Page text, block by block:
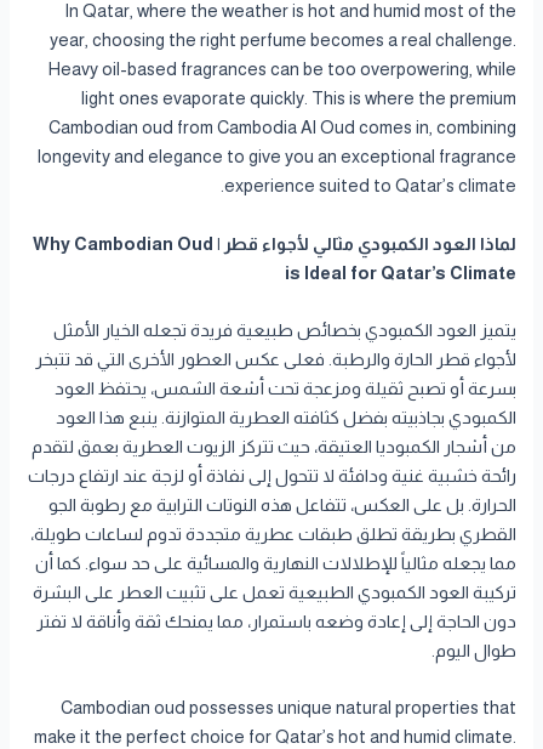
In Qatar, where the weather is hot and humid most of the
year, choosing the right perfume becomes a real challenge.
Heavy oil-based fragrances can be too overpowering, while
light ones evaporate quickly. This is where the premium
Cambodian oud from Cambodia Al Oud comes in, combining
longevity and elegance to give you an exceptional fragrance
experience suited to Qatar’s climate.
لماذا العود الكمبودي مثالي لأجواء قطر | Why Cambodian Oud
is Ideal for Qatar’s Climate
يتميز العود الكمبودي بخصائص طبيعية فريدة تجعله الخيار الأمثل
لأجواء قطر الحارة والرطبة. فعلى عكس العطور الأخرى التي قد تتبخر
بسرعة أو تصبح ثقيلة ومزعجة تحت أشعة الشمس، يحتفظ العود
الكمبودي بجاذبيته بفضل كثافته العطرية المتوازنة. ينبع هذا العود
من أشجار الكمبوديا العتيقة، حيث تتركز الزيوت العطرية بعمق لتقدم
رائحة خشبية غنية ودافئة لا تتحول إلى نفاذة أو لزجة عند ارتفاع درجات
الحرارة. بل على العكس، تتفاعل هذه النوتات الترابية مع رطوبة الجو
القطري بطريقة تطلق طبقات عطرية متجددة تدوم لساعات طويلة،
مما يجعله مثالياً للإطلالات النهارية والمسائية على حد سواء. كما أن
تركيبة العود الكمبودي الطبيعية تعمل على تثبيت العطر على البشرة
دون الحاجة إلى إعادة وضعه باستمرار، مما يمنحك ثقة وأناقة لا تفتر
طوال اليوم.
Cambodian oud possesses unique natural properties that
make it the perfect choice for Qatar’s hot and humid climate.